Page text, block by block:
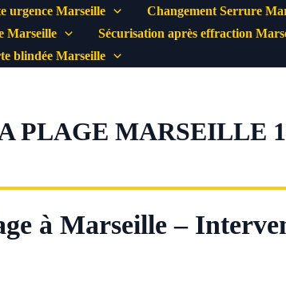
urgence Marseille Changement Serrure
Marseille
Sécurisation après effraction
blindée Marseille
PLAGE MARSEILLE
à Marseille –